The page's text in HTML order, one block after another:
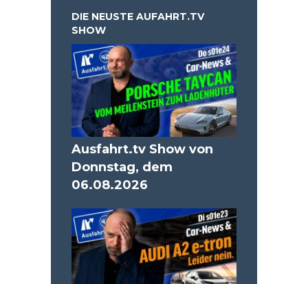
DIE NEUSTE AUFAHRT.TV
SHOW
Ausfahrt.tv Show von
Donnstag, dem
06.08.2026